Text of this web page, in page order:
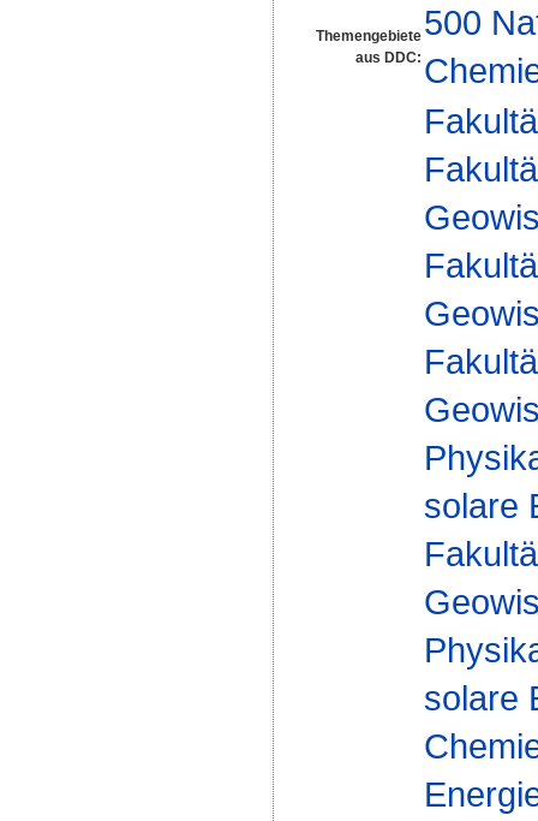
Themengebiete
aus DDC:
500
solare
solare